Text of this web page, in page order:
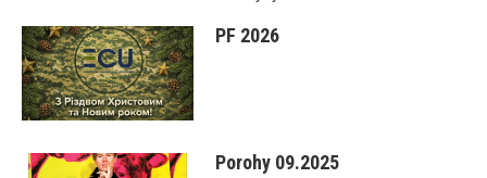
PF 2026
Porohy 09.2025